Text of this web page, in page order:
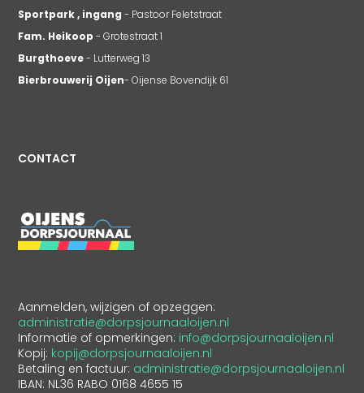
Sportpark , ingang - Pastoor Feletstraat
Fam. Heikoop - Grotestraat 1
Burgthoeve- Lutterweg 13
Bierbrouwerij Oijen- Oijense Bovendijk 61
CONTACT
Aanmelden, wijzigen of opzeggen:
administratie@dorpsjournaaloijen.nl
Informatie of opmerkingen: info@dorpsjournaaloijen.nl
Kopij: kopij@dorpsjournaaloijen.nl
Betaling en factuur: administratie@dorpsjournaaloijen.nl
IBAN: NL36 RABO 0168 4655 15